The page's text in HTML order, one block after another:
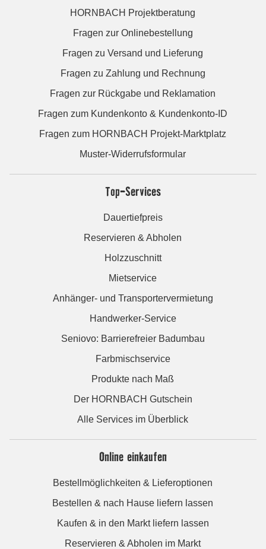
HORNBACH Projektberatung
Fragen zur Onlinebestellung
Fragen zu Versand und Lieferung
Fragen zu Zahlung und Rechnung
Fragen zur Rückgabe und Reklamation
Fragen zum Kundenkonto & Kundenkonto-ID
Fragen zum HORNBACH Projekt-Marktplatz
Muster-Widerrufsformular
Top-Services
Dauertiefpreis
Reservieren & Abholen
Holzzuschnitt
Mietservice
Anhänger- und Transportervermietung
Handwerker-Service
Seniovo: Barrierefreier Badumbau
Farbmischservice
Produkte nach Maß
Der HORNBACH Gutschein
Alle Services im Überblick
Online einkaufen
Bestellmöglichkeiten & Lieferoptionen
Bestellen & nach Hause liefern lassen
Kaufen & in den Markt liefern lassen
Reservieren & Abholen im Markt